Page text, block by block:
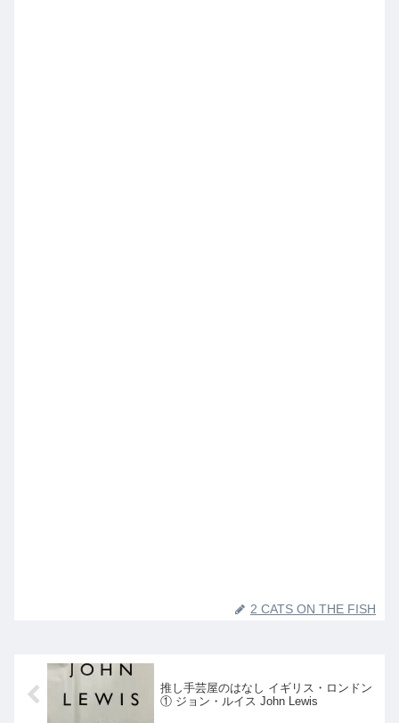
2 CATS ON THE FISH
推し手芸屋のはなし イギリス・ロンドン
① ジョン・ルイス John Lewis